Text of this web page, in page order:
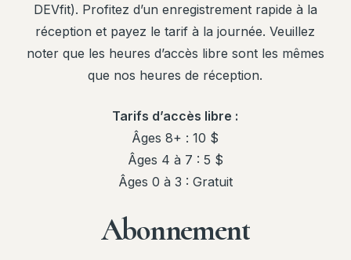
DEVfit). Profitez d’un enregistrement rapide à la
réception et payez le tarif à la journée. Veuillez
noter que les heures d’accès libre sont les mêmes
que nos heures de réception.
Tarifs d’accès libre :
Âges 8+ : 10 $
Âges 4 à 7 : 5 $
Âges 0 à 3 : Gratuit
Abonnement